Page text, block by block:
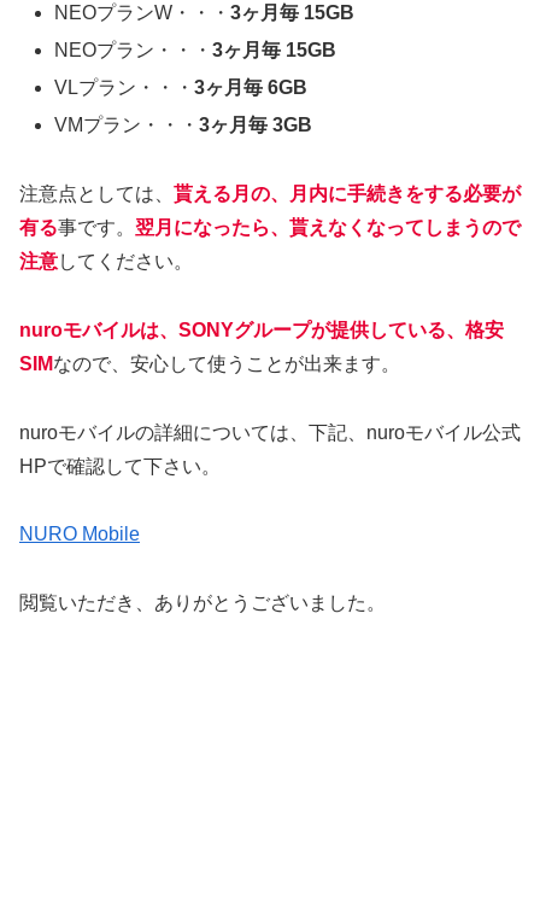
NEOプランW・・・3ヶ月毎 15GB
NEOプラン・・・3ヶ月毎 15GB
VLプラン・・・3ヶ月毎 6GB
VMプラン・・・3ヶ月毎 3GB
注意点としては、 貰える月の、月内に手続きをする必要が
有る事です。 翌月になったら、貰えなくなってしまうので
注意してください。
nuroモバイルは、SONYグループが提供している、格安
SIMなので、安心して使うことが出来ます。
nuroモバイルの詳細については、下記、nuroモバイル公式
HPで確認して下さい。
NURO Mobile
閲覧いただき、ありがとうございました。